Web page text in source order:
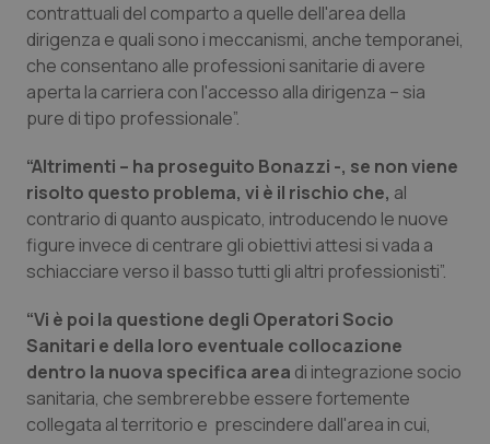
Veneto
Oncoematologia
Oncologia & Nutrizione
Psoriasi & pelle
Quotidiano Cardiologia
Quotidiano Chirurgia
Quotidiano Pediatria
Rene & patologie urogenitali
contrattuali del comparto a quelle dell'area della
dirigenza e quali sono i meccanismi, anche temporanei,
che consentano alle professioni sanitarie di avere
aperta la carriera con l'accesso alla dirigenza – sia
pure di tipo professionale”.
“Altrimenti – ha proseguito Bonazzi -, se non viene
risolto questo problema, vi è il rischio che, al
contrario di quanto auspicato, introducendo le nuove
figure invece di centrare gli obiettivi attesi si vada a
schiacciare verso il basso tutti gli altri professionisti”.
“Vi è poi la questione degli Operatori Socio
Sanitari e della loro eventuale collocazione
dentro la nuova specifica area di integrazione socio
sanitaria, che sembrerebbe essere fortemente
collegata al territorio e prescindere dall'area in cui,